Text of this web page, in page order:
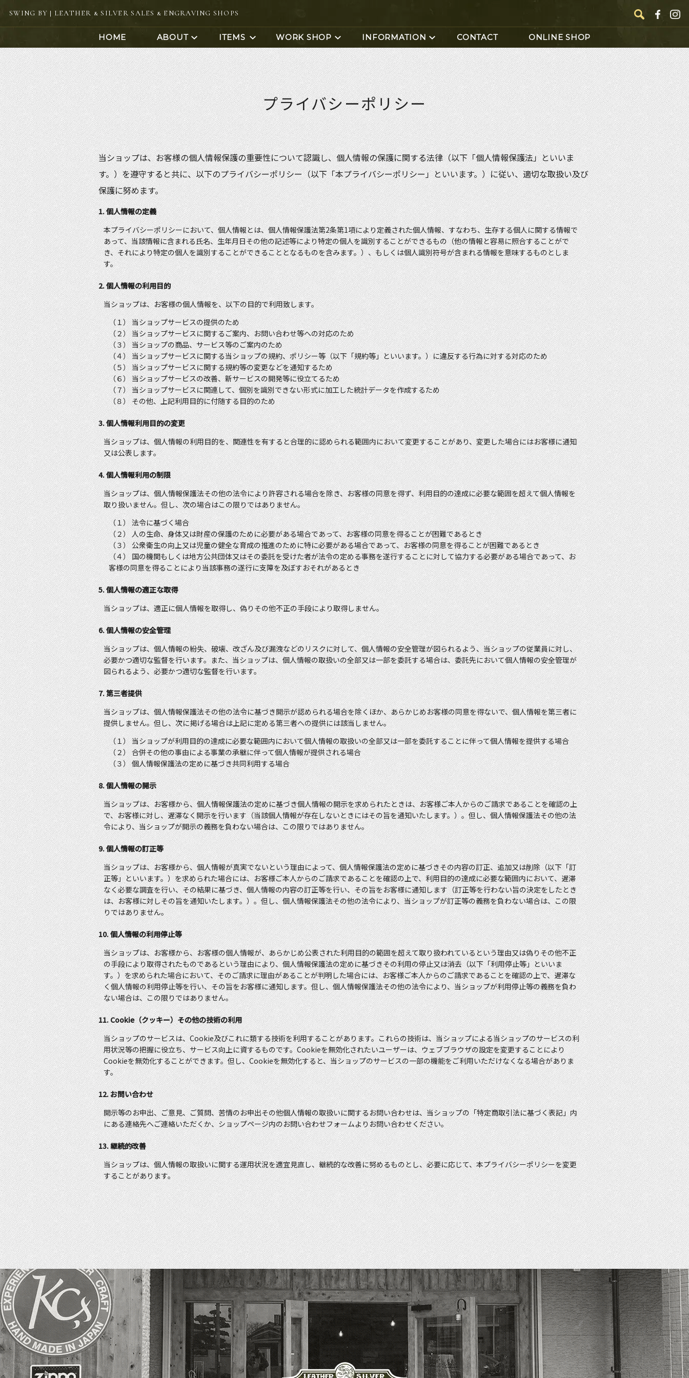
HOME ABOUT ITEMS
コインアクセサリー
コインガーディアンベル
コインバングル
コインリング
コインピアス
コインペンダント
コインリング作成キット
WORK SHOP
コインリング体験 銀版リング体験 バングル体験
一番人気♪１枚のコインで
リング＆ペンダント体験！
リング＆ペンダント体験
コインバングル体験
INFORMATION CONTACT ONLINE SHOP
SWING BY | LEATHER & SILVER SALES & ENGRAVING SHOPS
プライバシーポリシー
当ショップは、お客様の個人情報保護の重要性について認識し、個人情報の保護に関する法律（以下「個人情報保護法」といいま
す。）を遵守すると共に、以下のプライバシーポリシー（以下「本プライバシーポリシー」といいます。）に従い、適切な取扱い及び
保護に努めます。
1. 個人情報の定義
本プライバシーポリシーにおいて、個人情報とは、個人情報保護法第2条第1項により定義された個人情報、すなわち、生存する個人に関する情報で
あって、当該情報に含まれる氏名、生年月日その他の記述等により特定の個人を識別することができるもの（他の情報と容易に照合することがで
き、それにより特定の個人を識別することができることとなるものを含みます。）、もしくは個人識別符号が含まれる情報を意味するものとしま
す。
2. 個人情報の利用目的
当ショップは、お客様の個人情報を、以下の目的で利用致します。
（１） 当ショップサービスの提供のため
（２） 当ショップサービスに関するご案内、お問い合わせ等への対応のため
（３） 当ショップの商品、サービス等のご案内のため
（４） 当ショップサービスに関する当ショップの規約、ポリシー等（以下「規約等」といいます。）に違反する行為に対する対応のため
（５） 当ショップサービスに関する規約等の変更などを通知するため
（６） 当ショップサービスの改善、新サービスの開発等に役立てるため
（７） 当ショップサービスに関連して、個別を識別できない形式に加工した統計データを作成するため
（８） その他、上記利用目的に付随する目的のため
3. 個人情報利用目的の変更
当ショップは、個人情報の利用目的を、関連性を有すると合理的に認められる範囲内において変更することがあり、変更した場合にはお客様に通知
又は公表します。
4. 個人情報利用の制限
当ショップは、個人情報保護法その他の法令により許容される場合を除き、お客様の同意を得ず、利用目的の達成に必要な範囲を超えて個人情報を
取り扱いません。但し、次の場合はこの限りではありません。
（１） 法令に基づく場合
（２） 人の生命、身体又は財産の保護のために必要がある場合であって、お客様の同意を得ることが困難であるとき
（３） 公衆衛生の向上又は児童の健全な育成の推進のために特に必要がある場合であって、お客様の同意を得ることが困難であるとき
（４） 国の機関もしくは地方公共団体又はその委託を受けた者が法令の定める事務を遂行することに対して協力する必要がある場合であって、お
客様の同意を得ることにより当該事務の遂行に支障を及ぼすおそれがあるとき
5. 個人情報の適正な取得
当ショップは、適正に個人情報を取得し、偽りその他不正の手段により取得しません。
6. 個人情報の安全管理
当ショップは、個人情報の紛失、破壊、改ざん及び漏洩などのリスクに対して、個人情報の安全管理が図られるよう、当ショップの従業員に対し、
必要かつ適切な監督を行います。また、当ショップは、個人情報の取扱いの全部又は一部を委託する場合は、委託先において個人情報の安全管理が
図られるよう、必要かつ適切な監督を行います。
7. 第三者提供
当ショップは、個人情報保護法その他の法令に基づき開示が認められる場合を除くほか、あらかじめお客様の同意を得ないで、個人情報を第三者に
提供しません。但し、次に掲げる場合は上記に定める第三者への提供には該当しません。
（１） 当ショップが利用目的の達成に必要な範囲内において個人情報の取扱いの全部又は一部を委託することに伴って個人情報を提供する場合
（２） 合併その他の事由による事業の承継に伴って個人情報が提供される場合
（３） 個人情報保護法の定めに基づき共同利用する場合
8. 個人情報の開示
当ショップは、お客様から、個人情報保護法の定めに基づき個人情報の開示を求められたときは、お客様ご本人からのご請求であることを確認の上
で、お客様に対し、遅滞なく開示を行います（当該個人情報が存在しないときにはその旨を通知いたします。）。但し、個人情報保護法その他の法
令により、当ショップが開示の義務を負わない場合は、この限りではありません。
9. 個人情報の訂正等
当ショップは、お客様から、個人情報が真実でないという理由によって、個人情報保護法の定めに基づきその内容の訂正、追加又は削除（以下「訂
正等」といいます。）を求められた場合には、お客様ご本人からのご請求であることを確認の上で、利用目的の達成に必要な範囲内において、遅滞
なく必要な調査を行い、その結果に基づき、個人情報の内容の訂正等を行い、その旨をお客様に通知します（訂正等を行わない旨の決定をしたとき
は、お客様に対しその旨を通知いたします。）。但し、個人情報保護法その他の法令により、当ショップが訂正等の義務を負わない場合は、この限
りではありません。
10. 個人情報の利用停止等
当ショップは、お客様から、お客様の個人情報が、あらかじめ公表された利用目的の範囲を超えて取り扱われているという理由又は偽りその他不正
の手段により取得されたものであるという理由により、個人情報保護法の定めに基づきその利用の停止又は消去（以下「利用停止等」といいま
す。）を求められた場合において、そのご請求に理由があることが判明した場合には、お客様ご本人からのご請求であることを確認の上で、遅滞な
く個人情報の利用停止等を行い、その旨をお客様に通知します。但し、個人情報保護法その他の法令により、当ショップが利用停止等の義務を負わ
ない場合は、この限りではありません。
11. Cookie（クッキー）その他の技術の利用
当ショップのサービスは、Cookie及びこれに類する技術を利用することがあります。これらの技術は、当ショップによる当ショップのサービスの利
用状況等の把握に役立ち、サービス向上に資するものです。Cookieを無効化されたいユーザーは、ウェブブラウザの設定を変更することにより
Cookieを無効化することができます。但し、Cookieを無効化すると、当ショップのサービスの一部の機能をご利用いただけなくなる場合がありま
す。
12. お問い合わせ
開示等のお申出、ご意見、ご質問、苦情のお申出その他個人情報の取扱いに関するお問い合わせは、当ショップの「特定商取引法に基づく表記」内
にある連絡先へご連絡いただくか、ショップページ内のお問い合わせフォームよりお問い合わせください。
13. 継続的改善
当ショップは、個人情報の取扱いに関する運用状況を適宜見直し、継続的な改善に努めるものとし、必要に応じて、本プライバシーポリシーを変更
することがあります。